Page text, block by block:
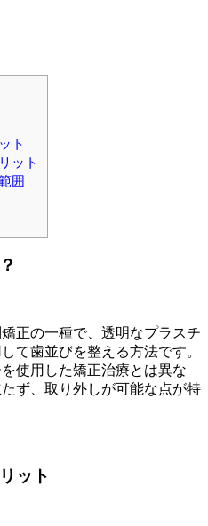
ト
ット
囲
正の一種で、透明なプラスチ
て歯並びを整える方法です。
使用した矯正治療とは異な
ず、取り外しが可能な点が特
ット